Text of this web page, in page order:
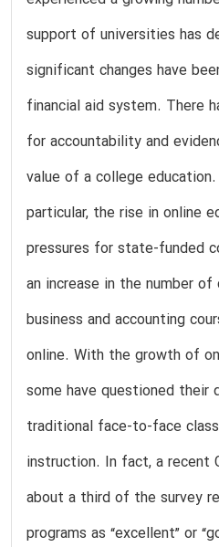
support of universities has
significant changes have
financial aid system. There
for accountability and
value of a college
particular, the rise in online
pressures for state-funded
an increase in the number of
business and accounting
online. With the growth of
some have questioned their
traditional face-to-face
instruction. In fact, a recent
about a third of the survey
programs as “excellent” or